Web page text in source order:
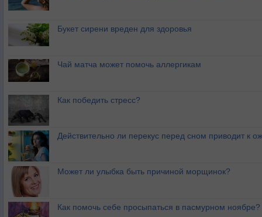
Букет сирени вреден для здоровья
Чай матча может помочь аллергикам
Как победить стресс?
Действительно ли перекус перед сном приводит к
Может ли улыбка быть причиной морщинок?
Как помочь себе просыпаться в пасмурном ноябре?